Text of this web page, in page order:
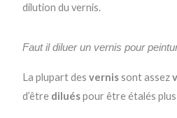
dilution du vernis.
Faut il diluer un vernis pour
La plupart desvernissont assez
d’être diluéspour être étalés